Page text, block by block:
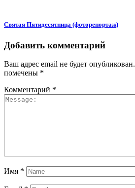
Святая Пятидесятница (фоторепортаж)
Добавить комментарий
Ваш адрес email не будет опубликован.
помечены *
Комментарий *
Имя *